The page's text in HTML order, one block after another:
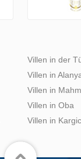
Villen in der
Villen in
Villen in
Villen in Oba
Villen in